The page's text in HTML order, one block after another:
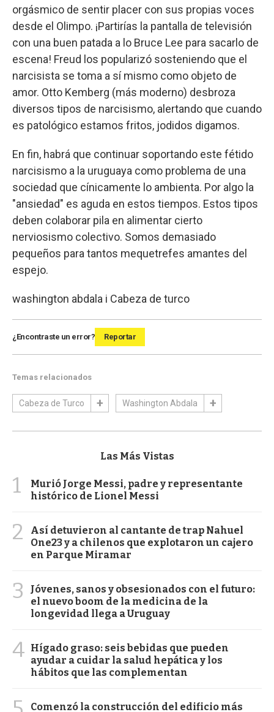
orgásmico de sentir placer con sus propias voces
desde el Olimpo. ¡Partirías la pantalla de televisión
con una buen patada a lo Bruce Lee para sacarlo de
escena! Freud los popularizó sosteniendo que el
narcisista se toma a sí mismo como objeto de
amor. Otto Kemberg (más moderno) desbroza
diversos tipos de narcisismo, alertando que cuando
es patológico estamos fritos, jodidos digamos.
En fin, habrá que continuar soportando este fétido
narcisismo a la uruguaya como problema de una
sociedad que cínicamente lo ambienta. Por algo la
"ansiedad" es aguda en estos tiempos. Estos tipos
deben colaborar pila en alimentar cierto
nerviosismo colectivo. Somos demasiado
pequeños para tantos mequetrefes amantes del
espejo.
washington abdala i Cabeza de turco
¿Encontraste un error? Reportar
Temas relacionados
Cabeza de Turco Washington Abdala
Las Más Vistas
1
Murió Jorge Messi, padre y representante
histórico de Lionel Messi
2
Así detuvieron al cantante de trap Nahuel
One23 y a chilenos que explotaron un cajero
en Parque Miramar
3
Jóvenes, sanos y obsesionados con el futuro:
el nuevo boom de la medicina de la
longevidad llega a Uruguay
4 Hígado graso: seis bebidas que pueden
ayudar a cuidar la salud hepática y los
hábitos que las complementan
Comenzó la construcción del edificio más